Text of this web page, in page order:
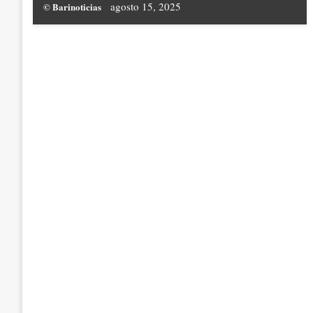
© Barinoticias agosto 15, 2025